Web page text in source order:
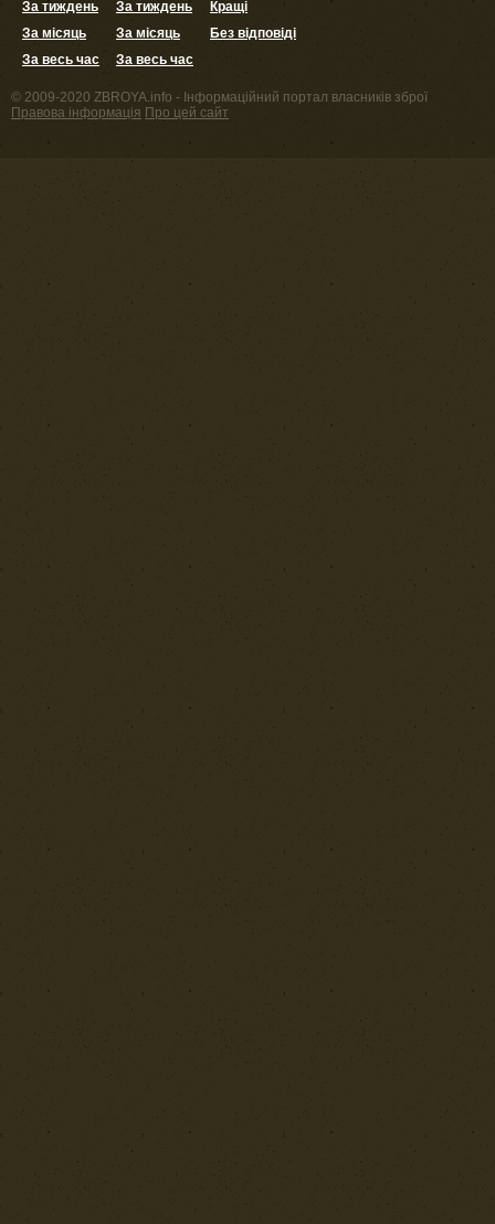
За тиждень
За місяць
За весь час
За тиждень
За місяць
За весь час
Кращі
Без відповіді
© 2009-2020 ZBROYA.info - Інформаційний портал власників зброї
Правова інформація Про цей сайт